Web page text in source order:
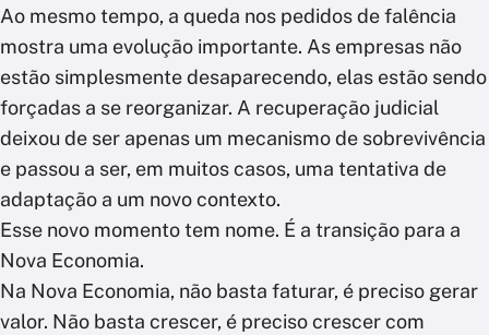
Ao mesmo tempo, a queda nos pedidos de falência
mostra uma evolução importante. As empresas não
estão simplesmente desaparecendo, elas estão sendo
forçadas a se reorganizar. A recuperação judicial
deixou de ser apenas um mecanismo de sobrevivência
e passou a ser, em muitos casos, uma tentativa de
adaptação a um novo contexto.
Esse novo momento tem nome. É a transição para a
Nova Economia.
Na Nova Economia, não basta faturar, é preciso gerar
valor. Não basta crescer, é preciso crescer com